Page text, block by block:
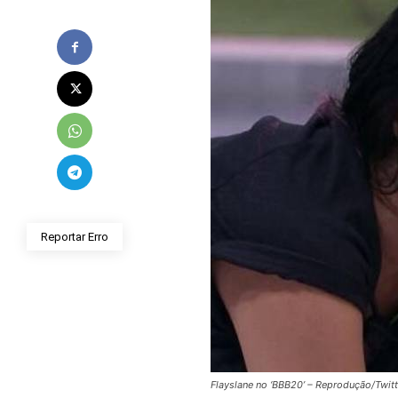
Reportar Erro
Flayslane no ‘BBB20’ – Reprodução/